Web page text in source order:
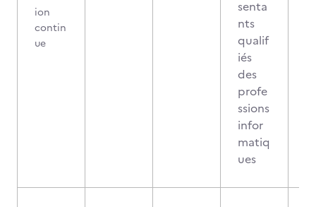
ion
contin
ue
senta
nts
qualif
iés
des
profe
ssions
infor
matiq
ues